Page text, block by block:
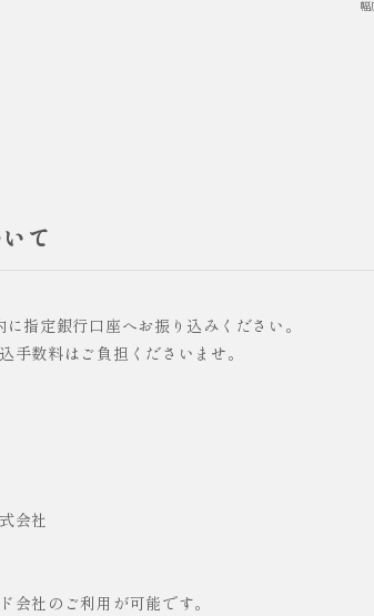
幅
て
指定銀行口座へお振り込みください。
手数料はご負担くださいませ。
会社
会社のご利用が可能です。